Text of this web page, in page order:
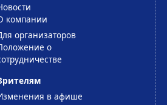
компании
организаторов
о
в афише